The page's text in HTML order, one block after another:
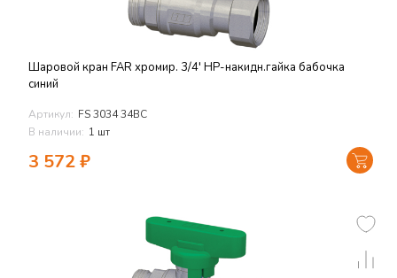
Шаровой кран FAR хромир. 3/4' НР-накидн.гайка бабочка
синий
Артикул: FS 3034 34BC
В наличии: 1 шт
3 572₽